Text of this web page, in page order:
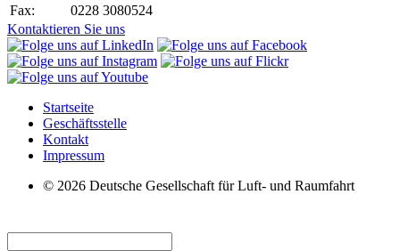
Fax:
0228 3080524
Kontaktieren Sie uns
Startseite
Geschäftsstelle
Kontakt
Impressum
© 2026 Deutsche Gesellschaft für Luft- und Raumfahrt